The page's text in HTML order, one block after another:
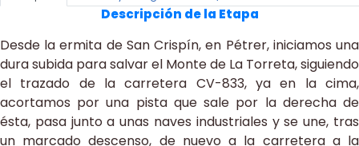
Descripción de la Etapa
Desde la ermita de San Crispín, en Pétrer, iniciamos una
dura subida para salvar el Monte de La Torreta, siguiendo
el trazado de la carretera CV-833, ya en la cima,
acortamos por una pista que sale por la derecha de
ésta, pasa junto a unas naves industriales y se une, tras
un marcado descenso, de nuevo a la carretera a la